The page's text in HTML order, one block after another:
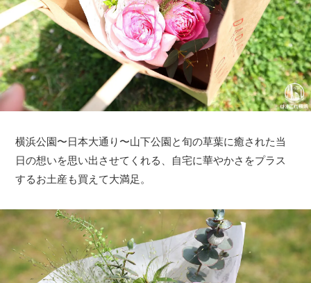
横浜公園〜日本大通り〜山下公園と旬の草葉に癒された当
日の想いを思い出させてくれる、自宅に華やかさをプラス
するお土産も買えて大満足。